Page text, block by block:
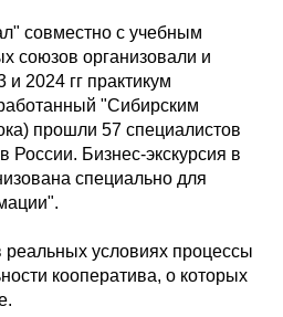
совместно с учебным
союзов организовали и
и 2024 гг практикум
"Сибирским
прошли 57 специалистов
России. Бизнес-экскурсия в
специально для
реальных условиях процессы
кооператива, о которых